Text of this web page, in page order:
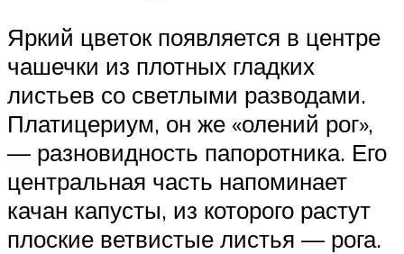
Яркий цветок появляется в центре
чашечки из плотных гладких
листьев со светлыми разводами.
Платицериум, он же «олений рог»,
— разновидность папоротника. Его
центральная часть напоминает
качан капусты, из которого растут
плоские ветвистые листья — рога.